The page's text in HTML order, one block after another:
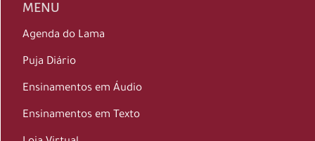
MENU
Agenda do Lama
Puja Diário
Ensinamentos em Áudio
Ensinamentos em Texto